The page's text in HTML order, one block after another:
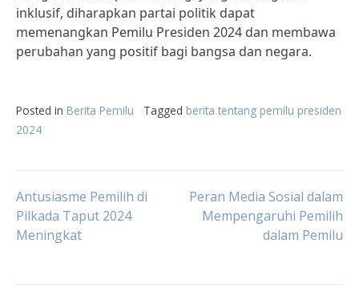
inklusif, diharapkan partai politik dapat
memenangkan Pemilu Presiden 2024 dan membawa
perubahan yang positif bagi bangsa dan negara.
Posted in Berita Pemilu Tagged berita tentang pemilu presiden
2024
Post
navigation
Antusiasme Pemilih di
Pilkada Taput 2024
Meningkat
Peran Media Sosial dalam
Mempengaruhi Pemilih
dalam Pemilu